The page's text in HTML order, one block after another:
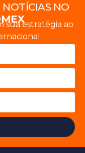
NOTÍCIAS NO
sua estratégia ao